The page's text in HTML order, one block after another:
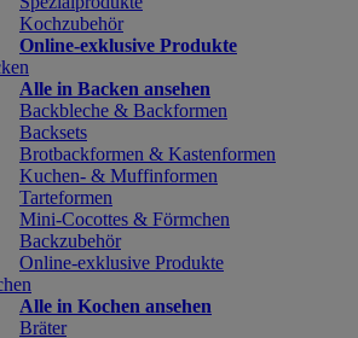
Kochzubehör
Online-exklusive Produkte
Alle in Backen ansehen
Backbleche & Backformen
Backsets
Brotbackformen & Kastenformen
Kuchen- & Muffinformen
Tarteformen
Mini-Cocottes & Förmchen
Backzubehör
Online-exklusive Produkte
Alle in Kochen ansehen
Bräter